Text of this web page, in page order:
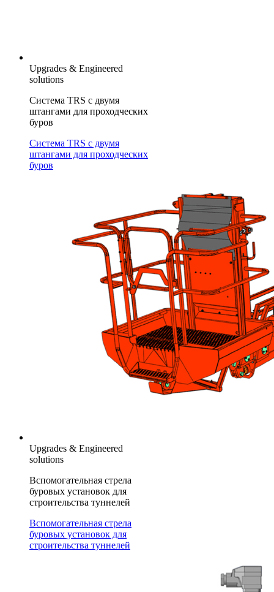
Upgrades & Engineered
solutions
Система TRS с двумя
штангами для проходческих
буров
Система TRS с двумя
штангами для проходческих
буров
Upgrades & Engineered
solutions
Вспомогательная стрела
буровых установок для
строительства туннелей
Вспомогательная стрела
буровых установок для
строительства туннелей